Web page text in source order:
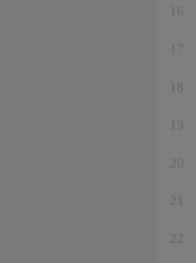
16
17
18
19
20
21
22